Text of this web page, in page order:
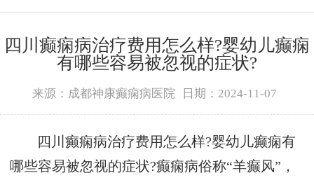
四川癫痫病治疗费用怎么样?婴幼儿癫痫
有哪些容易被忽视的症状?
来源：成都神康癫痫病医院 日期：2024-11-07
四川癫痫病治疗费用怎么样?婴幼儿癫痫有
哪些容易被忽视的症状?癫痫病俗称“羊癫风”，